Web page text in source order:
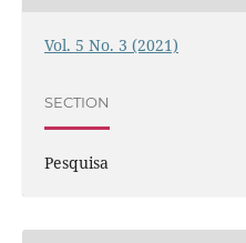
Vol. 5 No. 3 (2021)
SECTION
Pesquisa